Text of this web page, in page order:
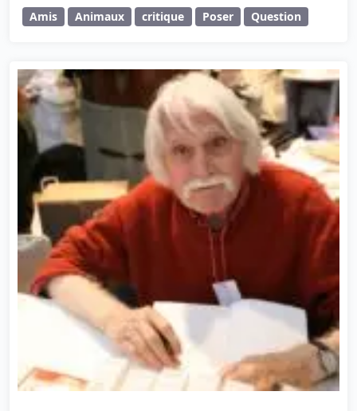
Amis Animaux critique Poser Question